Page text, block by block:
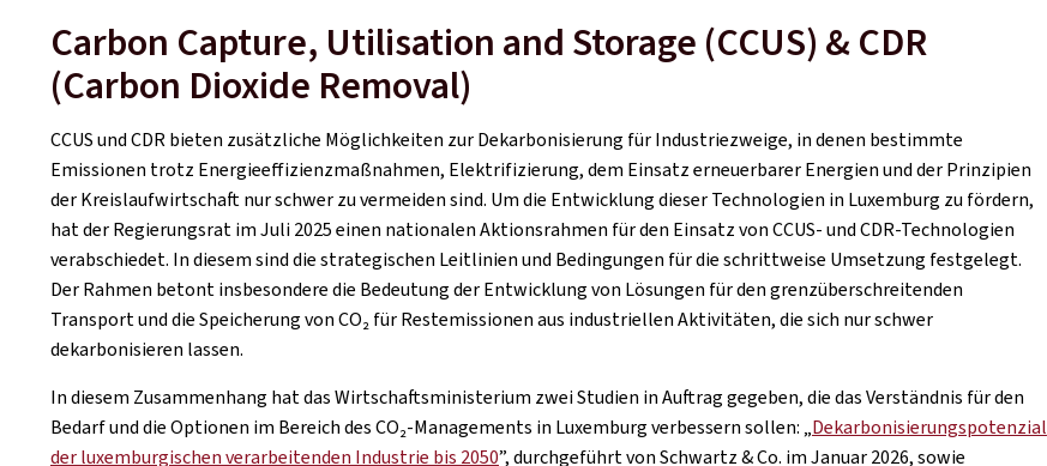
Carbon Capture, Utilisation and Storage (CCUS) & CDR
(Carbon Dioxide Removal)
CCUS und CDR bieten zusätzliche Möglichkeiten zur Dekarbonisierung für Industriezweige, in denen bestimmte
Emissionen trotz Energieeffizienzmaßnahmen, Elektrifizierung, dem Einsatz erneuerbarer Energien und der Prinzipien
der Kreislaufwirtschaft nur schwer zu vermeiden sind. Um die Entwicklung dieser Technologien in Luxemburg zu fördern,
hat der Regierungsrat im Juli 2025 einen nationalen Aktionsrahmen für den Einsatz von CCUS- und CDR-Technologien
verabschiedet. In diesem sind die strategischen Leitlinien und Bedingungen für die schrittweise Umsetzung festgelegt.
Der Rahmen betont insbesondere die Bedeutung der Entwicklung von Lösungen für den grenzüberschreitenden
Transport und die Speicherung von CO₂ für Restemissionen aus industriellen Aktivitäten, die sich nur schwer
dekarbonisieren lassen.
In diesem Zusammenhang hat das Wirtschaftsministerium zwei Studien in Auftrag gegeben, die das Verständnis für den
Bedarf und die Optionen im Bereich des CO₂-Managements in Luxemburg verbessern sollen: „Dekarbonisierungspotenzial
der luxemburgischen verarbeitenden Industrie bis 2050”, durchgeführt von Schwartz & Co. im Januar 2026, sowie